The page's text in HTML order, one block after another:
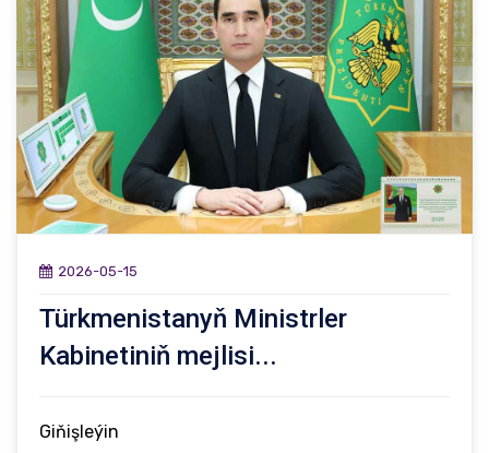
2026-05-15
Türkmenistanyň Ministrler
Kabinetiniň mejlisi...
Giňişleýin